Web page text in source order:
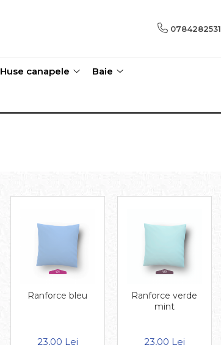
0784282531
Huse canapele Baie
Ranforce bleu
23,00 Lei
Ranforce verde
mint
23,00 Lei